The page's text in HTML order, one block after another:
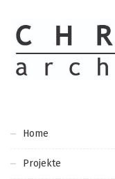
Home
Projekte